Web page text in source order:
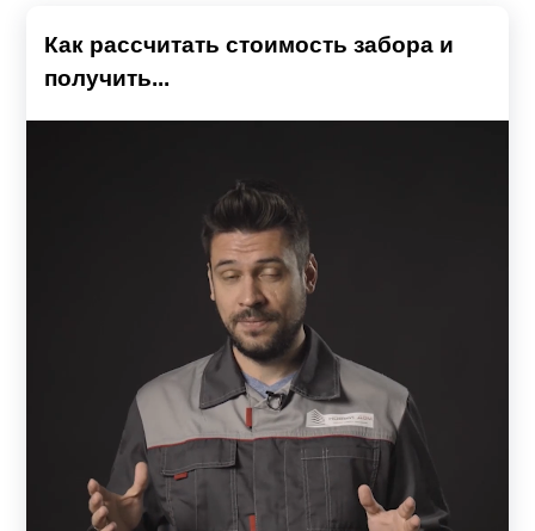
Как рассчитать стоимость забора и
получить...